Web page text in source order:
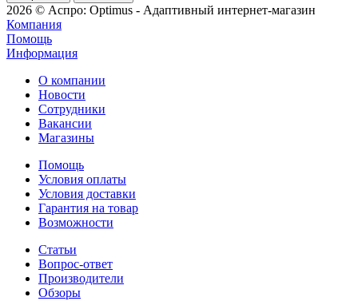
2026 © Аспро: Optimus - Адаптивный интернет-магазин
Компания
Помощь
Информация
О компании
Новости
Сотрудники
Вакансии
Магазины
Помощь
Условия оплаты
Условия доставки
Гарантия на товар
Возможности
Статьи
Вопрос-ответ
Производители
Обзоры